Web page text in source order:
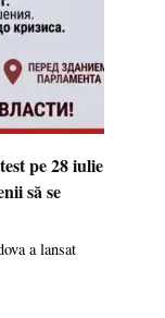
pe 28 iulie
să se
a lansat